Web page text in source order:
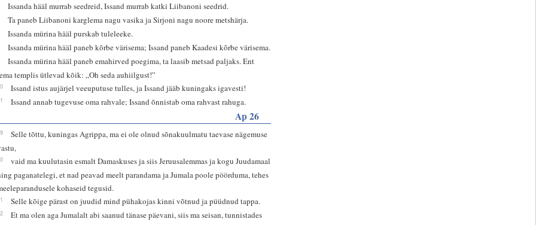
Issanda hääl murrab seedreid, Issand murrab katki Liibanoni seedrid.
Ta paneb Liibanoni karglema nagu vasika ja Sirjoni nagu noore metshärja.
Issanda mürina hääl purskab tuleleeke.
Issanda mürina hääl paneb kõrbe värisema; Issand paneb Kaadesi kõrbe värisema.
Issanda mürina hääl paneb emahirved poegima, ta laasib metsad paljaks. Ent
templis ütlevad kõik: „Oh seda auhiilgust!”
Issand istus aujärjel veeuputuse tulles, ja Issand jääb kuningaks igavesti!
Issand annab tugevuse oma rahvale; Issand õnnistab oma rahvast rahuga.
Ap 26
Selle tõttu, kuningas Agrippa, ma ei ole olnud sõnakuulmatu taevase nägemuse
vaid ma kuulutasin esmalt Damaskuses ja siis Jeruusalemmas ja kogu Juudamaal
paganatelegi, et nad peavad meelt parandama ja Jumala poole pöörduma, tehes
kohaseid tegusid.
Selle kõige pärast on juudid mind pühakojas kinni võtnud ja püüdnud tappa.
Et ma olen aga Jumalalt abi saanud tänase päevani, siis ma seisan, tunnistades